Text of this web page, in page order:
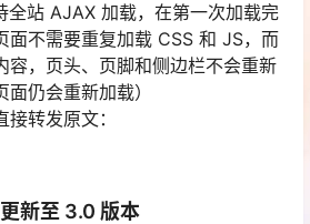
全站 AJAX 加载，在第一次加载完
面不需要重复加载 CSS 和 JS，而
容，页头、页脚和侧边栏不会重新
仍会重新加载）
转发原文：
新至 3.0 版本